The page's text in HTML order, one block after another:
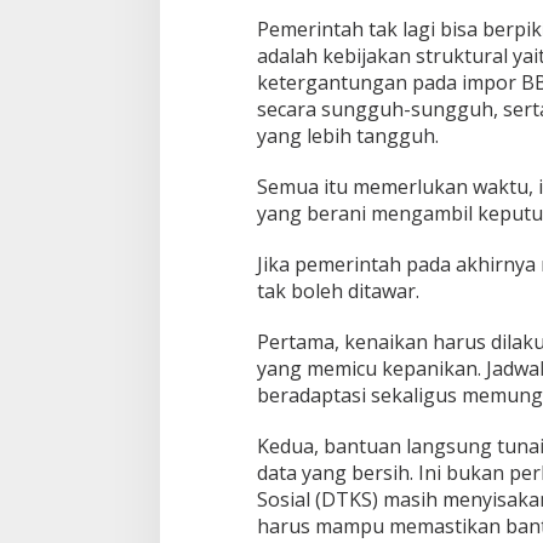
Pemerintah tak lagi bisa
adalah kebijakan struktural
ketergantungan pada impor
secara sungguh-sungguh,
yang lebih tangguh.
Semua itu memerlukan
yang berani mengambil
Jika pemerintah pada
tak boleh ditawar.
Pertama, kenaikan harus
yang memicu kepanikan.
beradaptasi sekaligus
Kedua, bantuan langsung
data yang bersih. Ini bukan
Sosial (DTKS) masih
harus mampu memastikan